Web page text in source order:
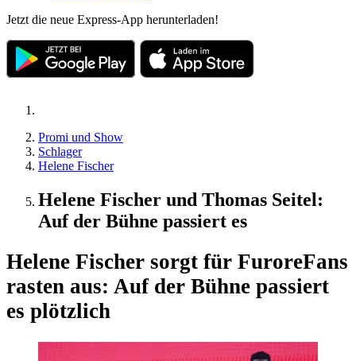
Jetzt die neue Express-App herunterladen!
Promi und Show
Schlager
Helene Fischer
Helene Fischer und Thomas Seitel:
Auf der Bühne passiert es
Helene Fischer sorgt für FuroreFans
rasten aus: Auf der Bühne passiert
es plötzlich